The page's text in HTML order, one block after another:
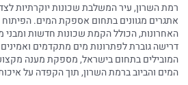
רמת השרון, עיר המשלבת שכונות יוקרתיות
אתגרים מגוונים בתחום אספקת המים.
האחרונות, הכולל הקמת שכונות חדשות ומבני
דרישה גוברת לפתרונות מים מתקדמים
המובילים בתחום בישראל, מספקת מענה
המים והביוב ברמת השרון, תוך הקפדה על